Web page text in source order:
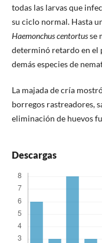
todas las larvas que
su ciclo normal. Hasta
Haemonchus centortusse
determinó retardo en el
demás especies de
La majada de cría
borregos rastreadores,
eliminación de huevos
Descargas